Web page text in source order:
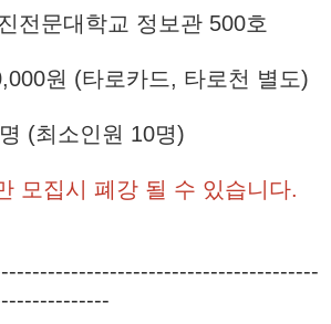
전문대학교 정보관 500호
원 (타로카드, 타로천 별도)
(최소인원 10명)
모집시 폐강 될 수 있습니다.